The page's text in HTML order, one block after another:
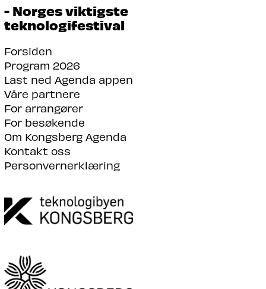
- Norges viktigste
teknologifestival
Forsiden
Program 2026
Last ned Agenda appen
Våre partnere
For arrangører
For besøkende
Om Kongsberg Agenda
Kontakt oss
Personvernerklæring